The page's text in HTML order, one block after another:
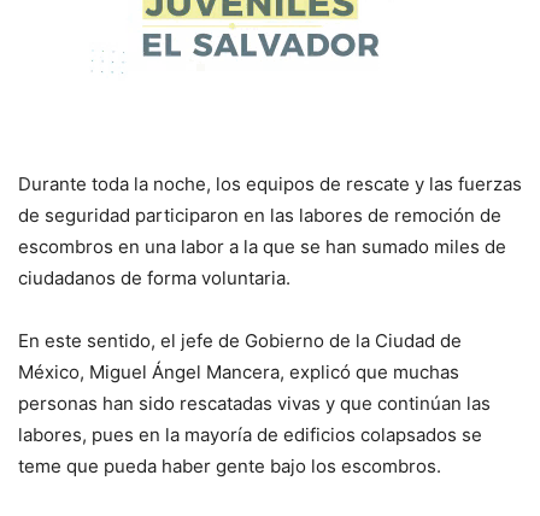
Durante toda la noche, los equipos de rescate y las fuerzas
de seguridad participaron en las labores de remoción de
escombros en una labor a la que se han sumado miles de
ciudadanos de forma voluntaria.
En este sentido, el jefe de Gobierno de la Ciudad de
México, Miguel Ángel Mancera, explicó que muchas
personas han sido rescatadas vivas y que continúan las
labores, pues en la mayoría de edificios colapsados se
teme que pueda haber gente bajo los escombros.